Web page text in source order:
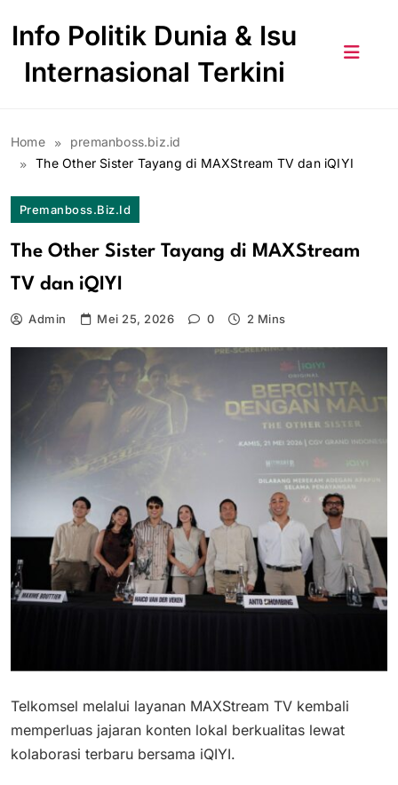
Info Politik Dunia & Isu
Internasional Terkini
Home
premanboss.biz.id
The Other Sister Tayang di MAXStream TV dan iQIYI
Premanboss.biz.id
The Other Sister Tayang di MAXStream
TV dan iQIYI
Admin Mei 25, 2026 0 2 Mins
Telkomsel melalui layanan MAXStream TV kembali
memperluas jajaran konten lokal berkualitas lewat
kolaborasi terbaru bersama iQIYI.